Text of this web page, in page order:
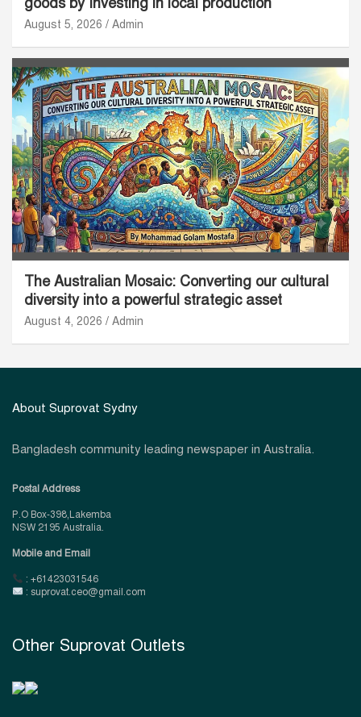
August 5, 2026 Admin
The Australian Mosaic: Converting our cultural
diversity into a powerful strategic asset
August 4, 2026 Admin
About Suprovat Sydny
Bangladesh community leading newspaper in Australia.
Postal Address
P.O Box-398,Lakemba
NSW 2195 Australia.
Mobile and Email
: +61423031546
: suprovat.ceo@gmail.com
Other Suprovat Outlets